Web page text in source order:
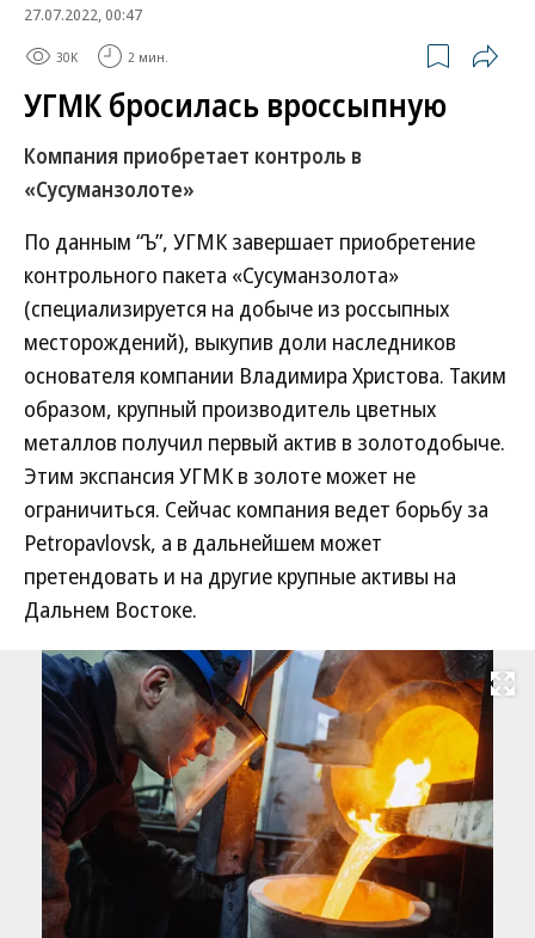
27.07.2022, 00:47
30K 2 мин.
УГМК бросилась вроссыпную
Компания приобретает контроль в
«Сусуманзолоте»
По данным “Ъ”, УГМК завершает приобретение
контрольного пакета «Сусуманзолота»
(специализируется на добыче из россыпных
месторождений), выкупив доли наследников
основателя компании Владимира Христова. Таким
образом, крупный производитель цветных
металлов получил первый актив в золотодобыче.
Этим экспансия УГМК в золоте может не
ограничиться. Сейчас компания ведет борьбу за
Petropavlovsk, а в дальнейшем может
претендовать и на другие крупные активы на
Дальнем Востоке.
Развернуть